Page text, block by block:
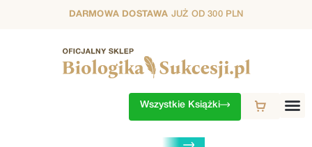
DARMOWA DOSTAWA JUŻ OD 300 PLN
Wszystkie Książki